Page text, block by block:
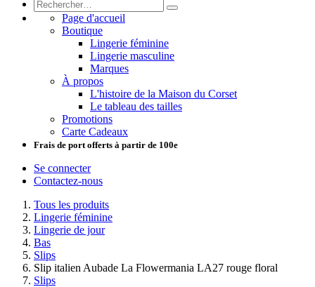
Page d'accueil
Boutique
Lingerie féminine
Lingerie masculine
Marques
À propos
L'histoire de la Maison du Corset
Le tableau des tailles
Promotions
Carte Cadeaux
Frais de port offerts à partir de 100e
Se connecter
Contactez-nous
Tous les produits
Lingerie féminine
Lingerie de jour
Bas
Slips
Slip italien Aubade La Flowermania LA27 rouge floral
Slips